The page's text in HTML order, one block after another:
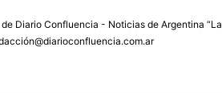
Diario Confluencia - Noticias de Argentina “La